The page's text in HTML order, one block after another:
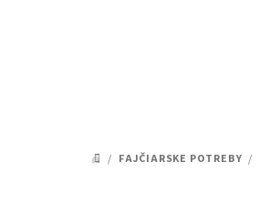
DOMOV
/ FAJČIARSKE POTREBY /